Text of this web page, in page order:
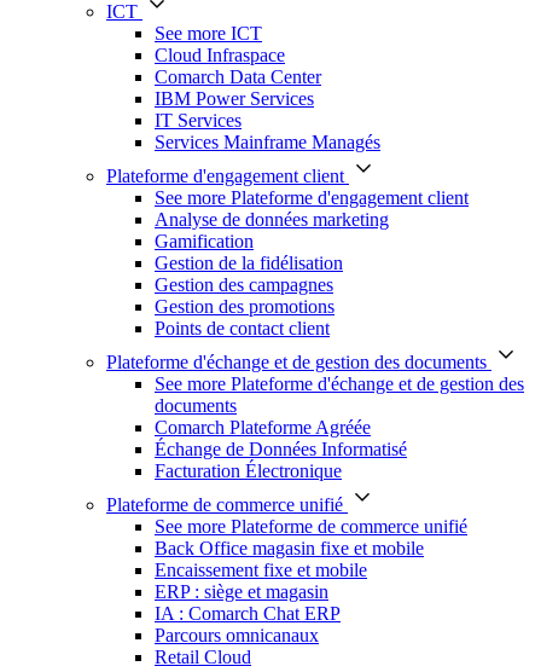
ICT
See more ICT
Cloud Infraspace
Comarch Data Center
IBM Power Services
IT Services
Services Mainframe Managés
Plateforme d'engagement client
See more Plateforme d'engagement client
Analyse de données marketing
Gamification
Gestion de la fidélisation
Gestion des campagnes
Gestion des promotions
Points de contact client
Plateforme d'échange et de gestion des documents
See more Plateforme d'échange et de gestion des
documents
Comarch Plateforme Agréée
Échange de Données Informatisé
Facturation Électronique
Plateforme de commerce unifié
See more Plateforme de commerce unifié
Back Office magasin fixe et mobile
Encaissement fixe et mobile
ERP : siège et magasin
IA : Comarch Chat ERP
Parcours omnicanaux
Retail Cloud